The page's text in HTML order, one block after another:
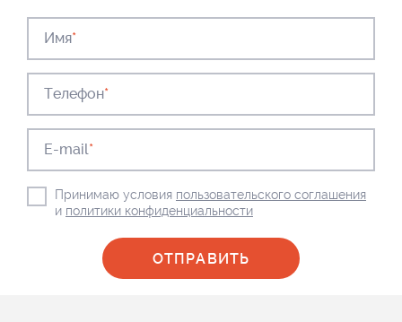
Имя*
Телефон*
E-mail*
Принимаю условия пользовательского соглашения
и политики конфиденциальности